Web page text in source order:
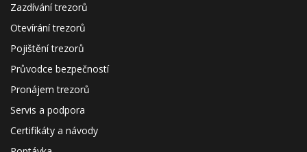
Zazdívání trezorů
Otevírání trezorů
Pojištění trezorů
Průvodce bezpečností
Pronájem trezorů
Servis a podpora
Certifikáty a návody